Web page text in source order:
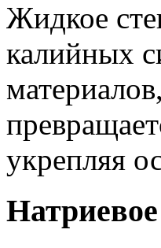
Жидкое
калийных
укрепляя